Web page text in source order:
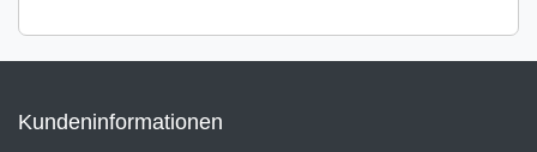
Kundeninformationen